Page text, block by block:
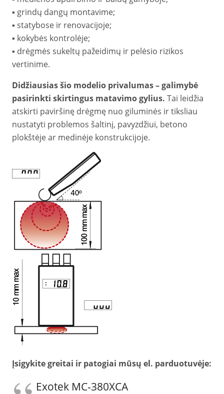
▪️ grindų dangų montavime;
▪️ statybose ir renovacijoje;
▪️ kokybės kontrolėje;
▪️ drėgmės sukeltų pažeidimų ir pelėsio rizikos
vertinime.
Didžiausias šio modelio privalumas – galimybė
pasirinkti skirtingus matavimo gylius. Tai leidžia
atskirti paviršinę drėgmę nuo giluminės ir tiksliau
nustatyti problemos šaltinį, pavyzdžiui, betono
plokštėje ar medinėje konstrukcijoje.
Įsigykite greitai ir patogiai mūsų el. parduotuvėje:
Exotek MC-380XCA